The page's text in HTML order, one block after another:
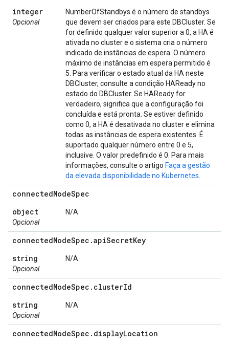
integer
Opcional
NumberOfStandbys é o número de standbys
que devem ser criados para este DBCluster. Se
for definido qualquer valor superior a 0, a HA é
ativada no cluster e o sistema cria o número
indicado de instâncias de espera. O número
máximo de instâncias em espera permitido é
5. Para verificar o estado atual da HA neste
DBCluster, consulte a condição HAReady no
estado do DBCluster. Se HAReady for
verdadeiro, significa que a configuração foi
concluída e está pronta. Se estiver definido
como 0, a HA é desativada no cluster e elimina
todas as instâncias de espera existentes. É
suportado qualquer número entre 0 e 5,
inclusive. O valor predefinido é 0. Para mais
informações, consulte o artigo Faça a gestão
da elevada disponibilidade no Kubernetes
connectedModeSpec
object
Opcional
N/A
connectedModeSpec .apiSecretKey
string
Opcional
N/A
connectedModeSpec . clusterId
string
Opcional
N/A
connectedModeSpec . displayLocation